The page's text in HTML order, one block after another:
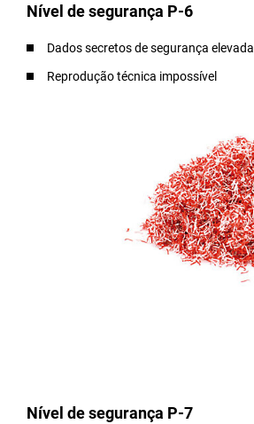
Nível de segurança P-6
Dados secretos de segurança elevada
Reprodução técnica impossível
Nível de segurança P-7